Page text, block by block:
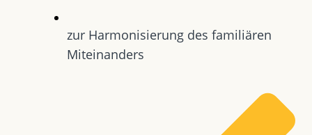
zur Harmonisierung des familiären
Miteinanders